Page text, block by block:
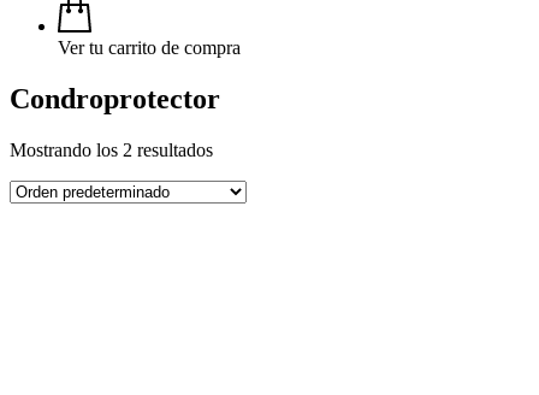
Ver tu carrito de compra
Condroprotector
Mostrando los 2 resultados